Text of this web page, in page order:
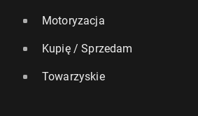
Motoryzacja
Kupię / Sprzedam
Towarzyskie